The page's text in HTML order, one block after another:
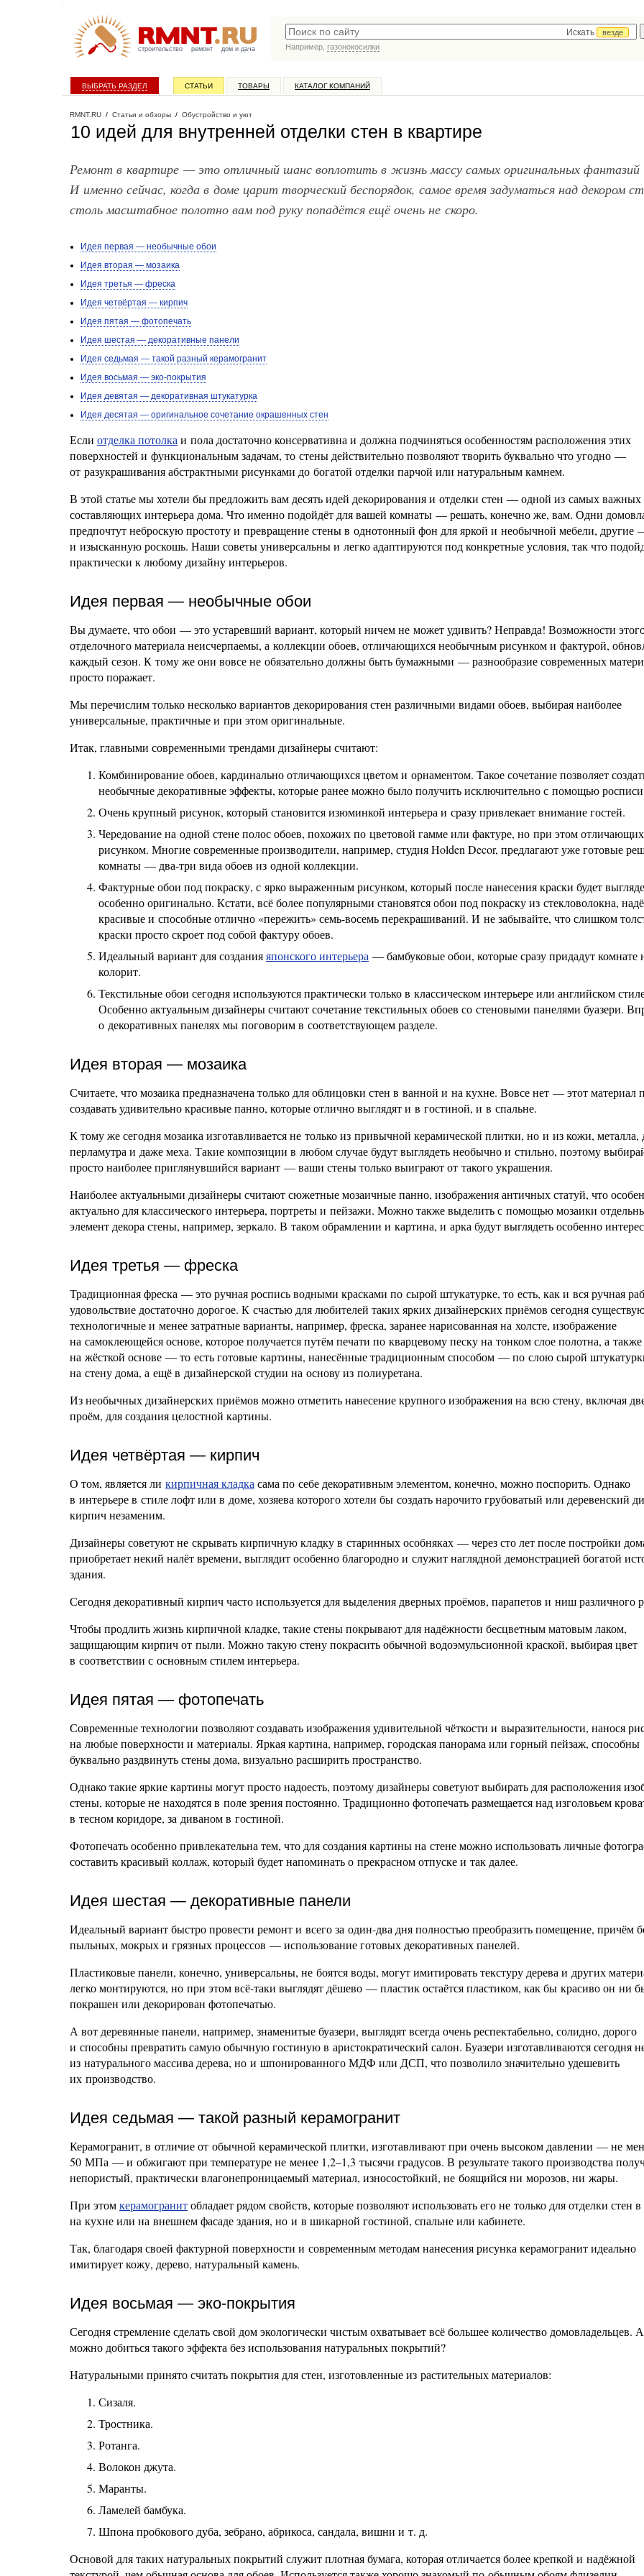
строительство ремонт дом и дача
Искать
везде
Например, газонокосилки
ВЫБРАТЬ РАЗДЕЛ СТАТЬИ ТОВАРЫ КАТАЛОГ КОМПАНИЙ
RMNT.RU / Статьи и обзоры / Обустройство и уют
10 идей для внутренней отделки стен в квартире
Ремонт в квартире — это отличный шанс воплотить в жизнь массу самых оригинальных фантазий
И именно сейчас, когда в доме царит творческий беспорядок, самое время задуматься над декором
столь масштабное полотно вам под руку попадётся ещё очень не скоро.
Идея первая — необычные обои
Идея вторая — мозаика
Идея третья — фреска
Идея четвёртая — кирпич
Идея пятая — фотопечать
Идея шестая — декоративные панели
Идея седьмая — такой разный керамогранит
Идея восьмая — эко-покрытия
Идея девятая — декоративная штукатурка
Идея десятая — оригинальное сочетание окрашенных стен
Если отделка потолка и пола достаточно консервативна и должна подчиняться особенностям расположения этих
поверхностей и функциональным задачам, то стены действительно позволяют творить буквально что угодно —
от разукрашивания абстрактными рисунками до богатой отделки парчой или натуральным камнем.
В этой статье мы хотели бы предложить вам десять идей декорирования и отделки стен — одной из самых важных
составляющих интерьера дома. Что именно подойдёт для вашей комнаты — решать, конечно же, вам. Одни
предпочтут неброскую простоту и превращение стены в однотонный фон для яркой и необычной мебели,
и изысканную роскошь. Наши советы универсальны и легко адаптируются под конкретные условия, так что
практически к любому дизайну интерьеров.
Идея первая — необычные обои
Вы думаете, что обои — это устаревший вариант, который ничем не может удивить? Неправда! Возможности
отделочного материала неисчерпаемы, а коллекции обоев, отличающихся необычным рисунком и фактурой,
каждый сезон. К тому же они вовсе не обязательно должны быть бумажными — разнообразие современных
просто поражает.
Мы перечислим только несколько вариантов декорирования стен различными видами обоев, выбирая наиболее
универсальные, практичные и при этом оригинальные.
Итак, главными современными трендами дизайнеры считают:
Комбинирование обоев, кардинально отличающихся цветом и орнаментом. Такое сочетание позволяет
необычные декоративные эффекты, которые ранее можно было получить исключительно с помощью
Очень крупный рисунок, который становится изюминкой интерьера и сразу привлекает внимание гостей.
Чередование на одной стене полос обоев, похожих по цветовой гамме или фактуре, но при этом
рисунком. Многие современные производители, например, студия Holden Decor, предлагают уже готовые
комнаты — два-три вида обоев из одной коллекции.
Фактурные обои под покраску, с ярко выраженным рисунком, который после нанесения краски будет
особенно оригинально. Кстати, всё более популярными становятся обои под покраску из стекловолокна,
красивые и способные отлично «пережить» семь-восемь перекрашиваний. И не забывайте, что слишком
краски просто скроет под собой фактуру обоев.
Идеальный вариант для созданияяпонского интерьера — бамбуковые обои, которые сразу придадут
колорит.
Текстильные обои сегодня используются практически только в классическом интерьере или английском
Особенно актуальным дизайнеры считают сочетание текстильных обоев со стеновыми панелями буазери.
о декоративных панелях мы поговорим в соответствующем разделе.
Идея вторая — мозаика
Считаете, что мозаика предназначена только для облицовки стен в ванной и на кухне. Вовсе нет — этот материал
создавать удивительно красивые панно, которые отлично выглядят и в гостиной, и в спальне.
К тому же сегодня мозаика изготавливается не только из привычной керамической плитки, но и из кожи, металла,
перламутра и даже меха. Такие композиции в любом случае будут выглядеть необычно и стильно, поэтому
просто наиболее приглянувшийся вариант — ваши стены только выиграют от такого украшения.
Наиболее актуальными дизайнеры считают сюжетные мозаичные панно, изображения античных статуй, что
актуально для классического интерьера, портреты и пейзажи. Можно также выделить с помощью мозаики
элемент декора стены, например, зеркало. В таком обрамлении и картина, и арка будут выглядеть особенно
Идея третья — фреска
Традиционная фреска — это ручная роспись водными красками по сырой штукатурке, то есть, как и вся ручная
удовольствие достаточно дорогое. К счастью для любителей таких ярких дизайнерских приёмов сегодня
технологичные и менее затратные варианты, например, фреска, заранее нарисованная на холсте, изображение
на самоклеющейся основе, которое получается путём печати по кварцевому песку на тонком слое полотна, а
на жёсткой основе — то есть готовые картины, нанесённые традиционным способом — по слою сырой
на стену дома, а ещё в дизайнерской студии на основу из полиуретана.
Из необычных дизайнерских приёмов можно отметить нанесение крупного изображения на всю стену, включая
проём, для создания целостной картины.
Идея четвёртая — кирпич
О том, является ли кирпичная кладка сама по себе декоративным элементом, конечно, можно поспорить. Однако
в интерьере в стиле лофт или в доме, хозяева которого хотели бы создать нарочито грубоватый или деревенский
кирпич незаменим.
Дизайнеры советуют не скрывать кирпичную кладку в старинных особняках — через сто лет после постройки
приобретает некий налёт времени, выглядит особенно благородно и служит наглядной демонстрацией богатой
здания.
Сегодня декоративный кирпич часто используется для выделения дверных проёмов, парапетов и ниш различного
Чтобы продлить жизнь кирпичной кладке, такие стены покрывают для надёжности бесцветным матовым лаком,
защищающим кирпич от пыли. Можно такую стену покрасить обычной водоэмульсионной краской, выбирая цвет
в соответствии с основным стилем интерьера.
Идея пятая — фотопечать
Современные технологии позволяют создавать изображения удивительной чёткости и выразительности, нанося
на любые поверхности и материалы. Яркая картина, например, городская панорама или горный пейзаж, способны
буквально раздвинуть стены дома, визуально расширить пространство.
Однако такие яркие картины могут просто надоесть, поэтому дизайнеры советуют выбирать для расположения
стены, которые не находятся в поле зрения постоянно. Традиционно фотопечать размещается над изголовьем
в тесном коридоре, за диваном в гостиной.
Фотопечать особенно привлекательна тем, что для создания картины на стене можно использовать личные
составить красивый коллаж, который будет напоминать о прекрасном отпуске и так далее.
Идея шестая — декоративные панели
Идеальный вариант быстро провести ремонт и всего за один-два дня полностью преобразить помещение, причём
пыльных, мокрых и грязных процессов — использование готовых декоративных панелей.
Пластиковые панели, конечно, универсальны, не боятся воды, могут имитировать текстуру дерева и других
легко монтируются, но при этом всё-таки выглядят дёшево — пластик остаётся пластиком, как бы красиво он ни
покрашен или декорирован фотопечатью.
А вот деревянные панели, например, знаменитые буазери, выглядят всегда очень респектабельно, солидно, дорого
и способны превратить самую обычную гостиную в аристократический салон. Буазери изготавливаются сегодня
из натурального массива дерева, но и шпонированного МДФ или ДСП, что позволило значительно удешевить
их производство.
Идея седьмая — такой разный керамогранит
Керамогранит, в отличие от обычной керамической плитки, изготавливают при очень высоком давлении — не
50 МПа — и обжигают при температуре не менее 1,2–1,3 тысячи градусов. В результате такого производства
непористый, практически влагонепроницаемый материал, износостойкий, не боящийся ни морозов, ни жары.
При этомкерамогранитобладает рядом свойств, которые позволяют использовать его не только для отделки стен
на кухне или на внешнем фасаде здания, но и в шикарной гостиной, спальне или кабинете.
Так, благодаря своей фактурной поверхности и современным методам нанесения рисунка керамогранит идеально
имитирует кожу, дерево, натуральный камень.
Идея восьмая — эко-покрытия
Сегодня стремление сделать свой дом экологически чистым охватывает всё большее количество домовладельцев.
можно добиться такого эффекта без использования натуральных покрытий?
Натуральными принято считать покрытия для стен, изготовленные из растительных материалов:
Сизаля.
Тростника.
Ротанга.
Волокон джута.
Маранты.
Ламелей бамбука.
Шпона пробкового дуба, зебрано, абрикоса, сандала, вишни и т. д.
Основой для таких натуральных покрытий служит плотная бумага, которая отличается более крепкой и надёжной